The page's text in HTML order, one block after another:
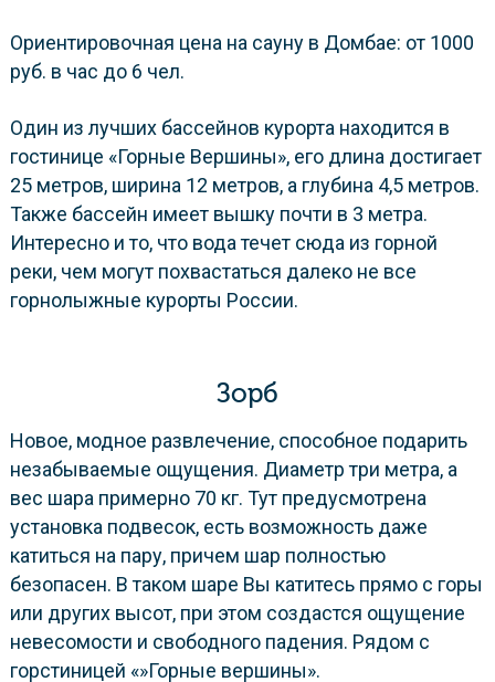
Ориентировочная цена на сауну в Домбае: от 1000
руб. в час до 6 чел.
Один из лучших бассейнов курорта находится в
гостинице «Горные Вершины», его длина достигает
25 метров, ширина 12 метров, а глубина 4,5 метров.
Также бассейн имеет вышку почти в 3 метра.
Интересно и то, что вода течет сюда из горной
реки, чем могут похвастаться далеко не все
горнолыжные курорты России.
Зорб
Новое, модное развлечение, способное подарить
незабываемые ощущения. Диаметр три метра, а
вес шара примерно 70 кг. Тут предусмотрена
установка подвесок, есть возможность даже
катиться на пару, причем шар полностью
безопасен. В таком шаре Вы катитесь прямо с горы
или других высот, при этом создастся ощущение
невесомости и свободного падения. Рядом с
горстиницей «»Горные вершины».